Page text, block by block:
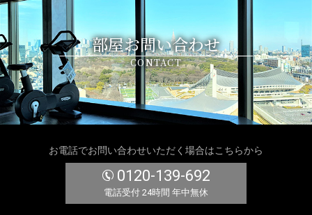
部屋お問い合わせ
CONTACT
お電話でお問い合わせいただく場合はこちらから
0120-139-692
電話受付 24時間 年中無休